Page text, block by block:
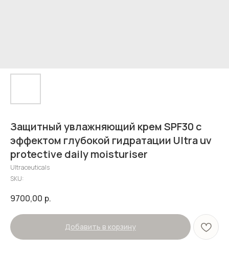
Защитный увлажняющий крем SPF30 с
эффектом глубокой гидратации Ultra uv
protective daily moisturiser
Ultraceuticals
SKU:
9700,00 р.
Добавить в корзину